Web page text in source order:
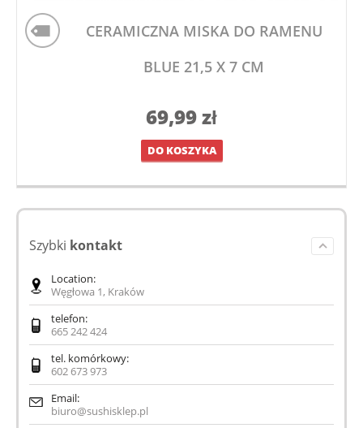
CERAMICZNA MISKA DO RAMENU
BLUE 21,5 X 7 CM
69,99zł
DO KOSZYKA
Szybki kontakt
Location:
Węgłowa 1, Kraków
telefon:
665 242 424
tel. komórkowy:
602 673 973
Email:
biuro@sushisklep.pl